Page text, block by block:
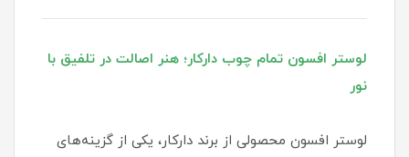
لوستر افسون تمام چوب دارکار؛ هنر اصالت در تلفیق با
نور
لوستر افسون محصولی از برند دارکار، یکی از گزینه‌های